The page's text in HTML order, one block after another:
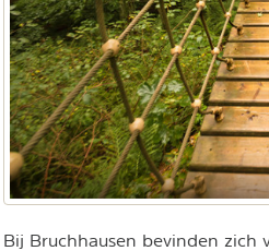
Bij Bruchhausen bevinden zich